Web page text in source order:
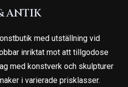
ANTIK
med utställning vid
inriktat mot att tillgodose
med konstverk och skulpturer
i varierade prisklasser.